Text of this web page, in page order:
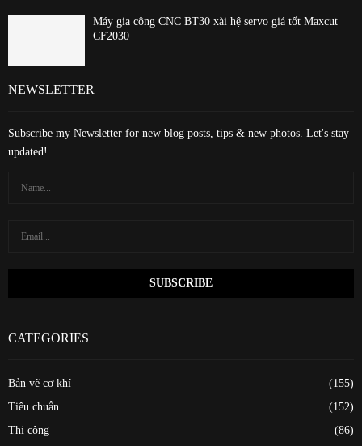
Máy gia công CNC BT30 xài hệ servo giá tốt Maxcut
CF2030
NEWSLETTER
Subscribe my Newsletter for new blog posts, tips & new photos. Let's stay
updated!
CATEGORIES
Bản vẽ cơ khí
(155)
Tiêu chuẩn
(152)
Thi công
(86)